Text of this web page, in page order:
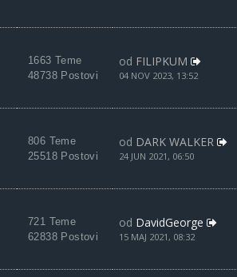
1663 Teme
48738 Postovi
od FILIPKUM
04 NOV 2023, 13:52
806 Teme
25518 Postovi
od DARK WALKER
24 JUN 2021, 06:50
721 Teme
62838 Postovi
od DavidGeorge
15 MAJ 2021, 08:32